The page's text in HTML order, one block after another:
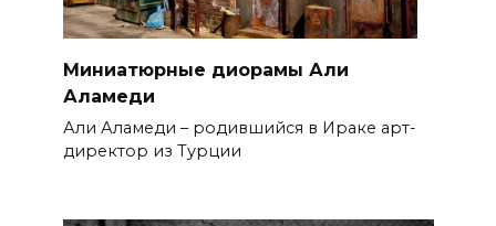
Миниатюрные диорамы Али
Аламеди
Али Аламеди – родившийся в Ираке арт-
директор из Турции